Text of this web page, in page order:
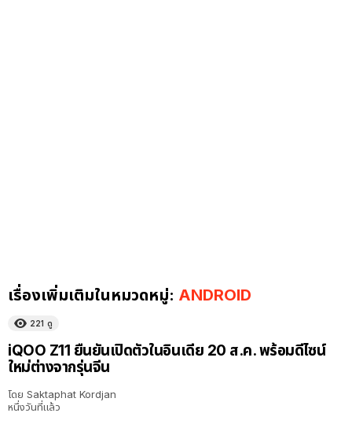
เรื่องเพิ่มเติมในหมวดหมู่: ANDROID
221 ดู
iQOO Z11 ยืนยันเปิดตัวในอินเดีย 20 ส.ค. พร้อมดีไซน์
ใหม่ต่างจากรุ่นจีน
โดย Saktaphat Kordjan
หนึ่งวันที่แล้ว